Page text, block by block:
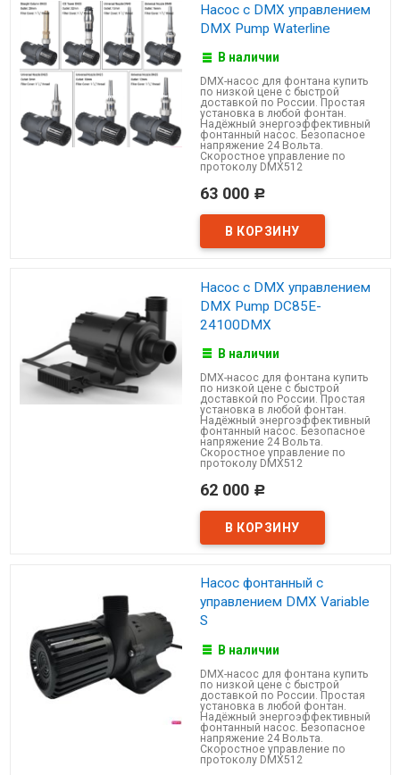
Насос с DMX управлением
DMX Pump Waterline
В наличии
DMX-насос для фонтана купить
по низкой цене с быстрой
доставкой по России. Простая
установка в любой фонтан.
Надёжный энергоэффективный
фонтанный насос. Безопасное
напряжение 24 Вольта.
Скоростное управление по
протоколу DMX512
63 000 Р
Насос с DMX управлением
DMX Pump DC85E-
24100DMX
В наличии
DMX-насос для фонтана купить
по низкой цене с быстрой
доставкой по России. Простая
установка в любой фонтан.
Надёжный энергоэффективный
фонтанный насос. Безопасное
напряжение 24 Вольта.
Скоростное управление по
протоколу DMX512
62 000 Р
Насос фонтанный с
управлением DMX Variable
S
В наличии
DMX-насос для фонтана купить
по низкой цене с быстрой
доставкой по России. Простая
установка в любой фонтан.
Надёжный энергоэффективный
фонтанный насос. Безопасное
напряжение 24 Вольта.
Скоростное управление по
протоколу DMX512